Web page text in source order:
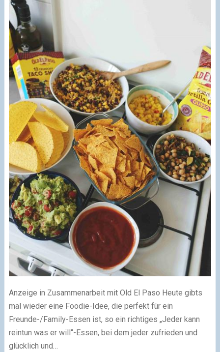
Anzeige in Zusammenarbeit mit Old El Paso Heute gibts
mal wieder eine Foodie-Idee, die perfekt für ein
Freunde-/Family-Essen ist, so ein richtiges „Jeder kann
reintun was er will“-Essen, bei dem jeder zufrieden und
glücklich und…